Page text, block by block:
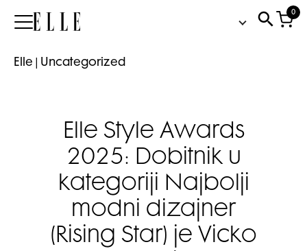
Elle
0
Elle Uncategorized
Elle Style Awards
2025: Dobitnik u
kategoriji Najbolji
modni dizajner
(Rising Star) je Vicko